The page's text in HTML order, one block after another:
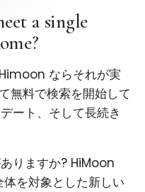
a single
ならそれが実
無料で検索を開始して
ート、そして長続き
りますか? HiMoon
を対象とした新しい